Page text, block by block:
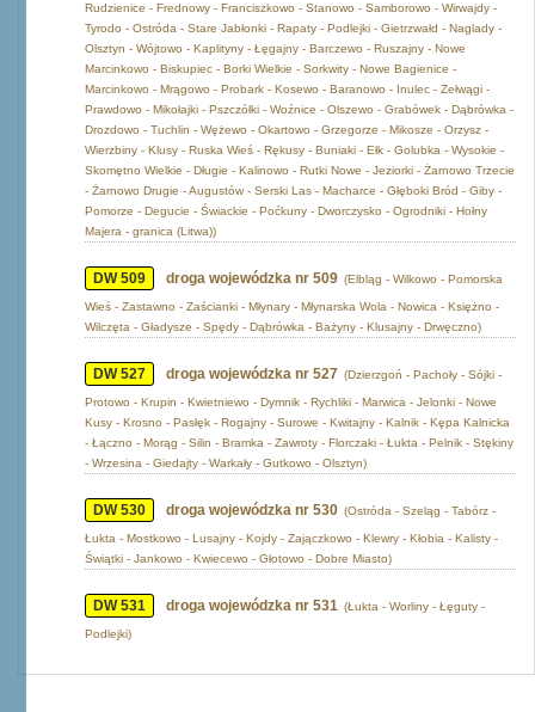
Rudzienice - Frednowy - Franciszkowo - Stanowo - Samborowo - Wirwajdy -
Tyrodo - Ostróda - Stare Jabłonki - Rapaty - Podlejki - Gietrzwałd - Naglady -
Olsztyn - Wójtowo - Kaplityny - Łęgajny - Barczewo - Ruszajny - Nowe
Marcinkowo - Biskupiec - Borki Wielkie - Sorkwity - Nowe Bagienice -
Marcinkowo - Mrągowo - Probark - Kosewo - Baranowo - Inulec - Zełwągi -
Prawdowo - Mikołajki - Pszczółki - Woźnice - Olszewo - Grabówek - Dąbrówka -
Drozdowo - Tuchlin - Wężewo - Okartowo - Grzegorze - Mikosze - Orzysz -
Wierzbiny - Klusy - Ruska Wieś - Rękusy - Buniaki - Ełk - Golubka - Wysokie -
Skomętno Wielkie - Długie - Kalinowo - Rutki Nowe - Jeziorki - Żarnowo Trzecie
- Żarnowo Drugie - Augustów - Serski Las - Macharce - Głęboki Bród - Giby -
Pomorze - Degucie - Świackie - Poćkuny - Dworczysko - Ogrodniki - Hołny
Majera - granica (Litwa))
DW 509 droga wojewódzka nr 509 (Elbląg - Wilkowo - Pomorska
Wieś - Zastawno - Zaścianki - Młynary - Młynarska Wola - Nowica - Księżno -
Wilczęta - Gładysze - Spędy - Dąbrówka - Bażyny - Klusajny - Drwęczno)
DW 527 droga wojewódzka nr 527 (Dzierzgoń - Pachoły - Sójki -
Protowo - Krupin - Kwietniewo - Dymnik - Rychliki - Marwica - Jelonki - Nowe
Kusy - Krosno - Pasłęk - Rogajny - Surowe - Kwitajny - Kalnik - Kępa Kalnicka
- Łączno - Morąg - Silin - Bramka - Zawroty - Florczaki - Łukta - Pelnik - Stękiny
- Wrzesina - Giedajty - Warkały - Gutkowo - Olsztyn)
DW 530 droga wojewódzka nr 530 (Ostróda - Szeląg - Tabórz -
Łukta - Mostkowo - Lusajny - Kojdy - Zajączkowo - Klewry - Kłobia - Kalisty -
Świątki - Jankowo - Kwiecewo - Głotowo - Dobre Miasto)
DW 531 droga wojewódzka nr 531 (Łukta - Worliny - Łęguty -
Podlejki)